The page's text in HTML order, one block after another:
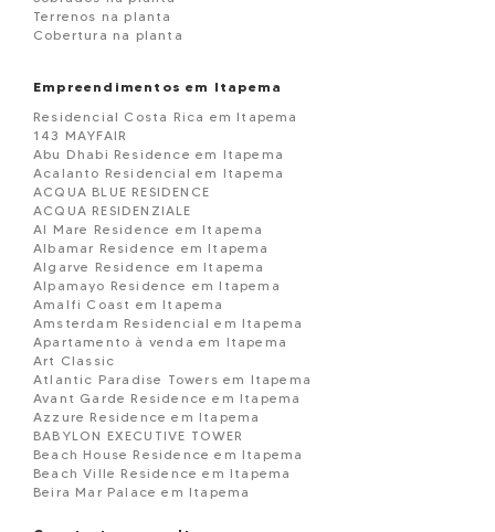
Terrenos na planta
Cobertura na planta
Empreendimentos em Itapema
Residencial Costa Rica em Itapema
143 MAYFAIR
Abu Dhabi Residence em Itapema
Acalanto Residencial em Itapema
ACQUA BLUE RESIDENCE
ACQUA RESIDENZIALE
Al Mare Residence em Itapema
Albamar Residence em Itapema
Algarve Residence em Itapema
Alpamayo Residence em Itapema
Amalfi Coast em Itapema
Amsterdam Residencial em Itapema
Apartamento à venda em Itapema
Art Classic
Atlantic Paradise Towers em Itapema
Avant Garde Residence em Itapema
Azzure Residence em Itapema
BABYLON EXECUTIVE TOWER
Beach House Residence em Itapema
Beach Ville Residence em Itapema
Beira Mar Palace em Itapema